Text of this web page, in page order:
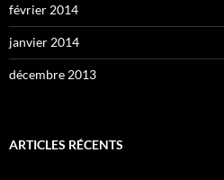
février 2014
janvier 2014
décembre 2013
ARTICLES RÉCENTS